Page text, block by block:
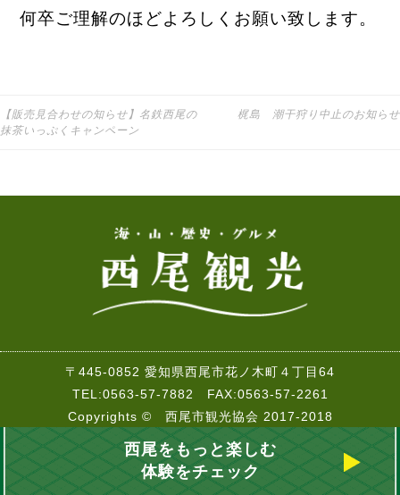
西尾をもっと楽しむ
体験をチェック
何卒ご理解のほどよろしくお願い致します。
投稿ナビゲーション
【販売見合わせの知らせ】名鉄西尾の
抹茶いっぷくキャンペーン
梶島 潮干狩り中止のお知らせ
〒445-0852 愛知県西尾市花ノ木町４丁目64
TEL:0563-57-7882 FAX:0563-57-2261
Copyrights © 西尾市観光協会 2017-2018